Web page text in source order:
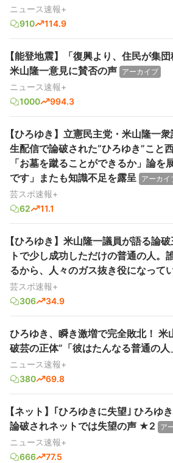
ニュース速報+
910
114.9
【能登地震】「復興より、住民が集
米山隆一意見に賛否の声 アーカイブ
ニュース速報+
1000
994.3
【ひろゆき】立憲民主党・米山隆一
生配信で論破された“ひろゆき”こと
「お墓を蹴ることができるか」論を
です」またも知識不足を露呈 アーカイ
芸スポ速報+
62
11.1
【ひろゆき】米山隆一議員が語る論
トで少し成功しただけの普通の人。
るから、人々のガス抜き役になって
芸スポ速報+
306
34.9
ひろゆき、瞬き激増で完全敗北！ 米
破芸の正体”「彼はたんなる普通の人
ニュース速報+
380
69.8
【ネット】｢ひろゆきに失望｣ ひろゆ
論破されネットでは失望の声 ★2
ア
ニュース速報+
666
77.5